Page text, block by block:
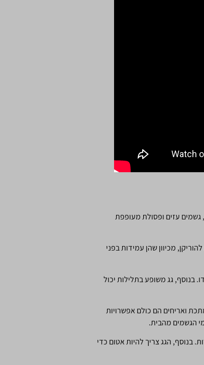
גשמים עזים ופסולת מעופפת
מכיוון שהן עמידות בפני
בנוסף, גג משופע בתלילות יכול
ואריחים הם כולם אפשרויות
הגשמים מהבית.
בנוסף, הגג צריך להיות אטום כדי